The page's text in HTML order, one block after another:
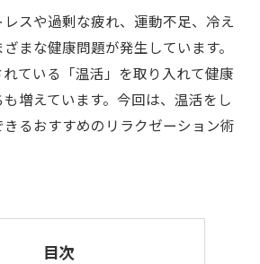
スや過剰な疲れ、運動不足、冷え
まな健康問題が発生しています。
ている「温活」を取り入れて健康
増えています。今回は、温活をし
るおすすめのリラクゼーション術
目次